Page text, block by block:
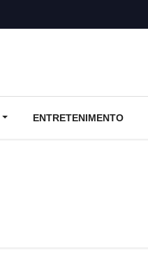
ENTRETENIMENTO